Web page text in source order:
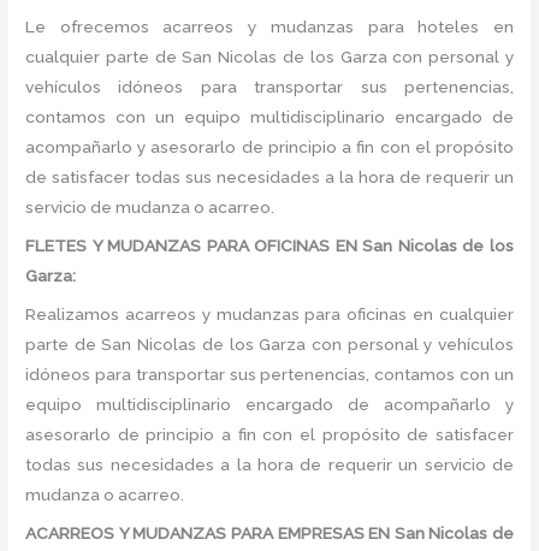
Le ofrecemos acarreos y mudanzas para hoteles en
cualquier parte de San Nicolas de los Garza con personal y
vehículos idóneos para transportar sus pertenencias,
contamos con un equipo multidisciplinario encargado de
acompañarlo y asesorarlo de principio a fin con el propósito
de satisfacer todas sus necesidades a la hora de requerir un
servicio de mudanza o acarreo.
FLETES Y MUDANZAS PARA OFICINAS EN San Nicolas de los
Garza:
Realizamos acarreos y mudanzas para oficinas en cualquier
parte de San Nicolas de los Garza con personal y vehículos
idóneos para transportar sus pertenencias, contamos con un
equipo multidisciplinario encargado de acompañarlo y
asesorarlo de principio a fin con el propósito de satisfacer
todas sus necesidades a la hora de requerir un servicio de
mudanza o acarreo.
ACARREOS Y MUDANZAS PARA EMPRESAS EN San Nicolas de